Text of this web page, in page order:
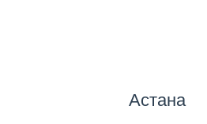
Астана